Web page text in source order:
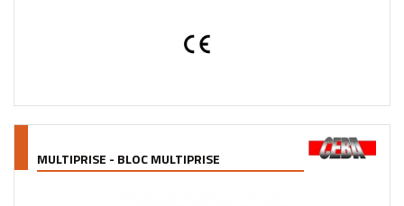
MULTIPRISE - BLOC MULTIPRISE